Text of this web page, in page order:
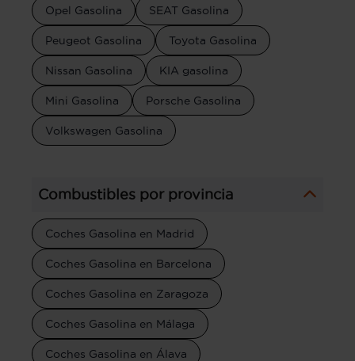
Opel Gasolina SEAT Gasolina
Peugeot Gasolina Toyota Gasolina
Nissan Gasolina KIA gasolina
Mini Gasolina Porsche Gasolina
Volkswagen Gasolina
Combustibles por provincia
Coches Gasolina en Madrid
Coches Gasolina en Barcelona
Coches Gasolina en Zaragoza
Coches Gasolina en Málaga
Coches Gasolina en Álava